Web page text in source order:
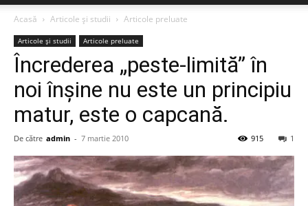
Acasă
Articole şi studii Articole preluate
Articole şi studii Articole preluate
Încrederea „peste-limită” în
noi înşine nu este un principiu
matur, este o capcană.
De către admin - 7 martie 2010 1
915